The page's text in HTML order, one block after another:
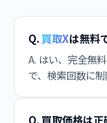
Q.買取Xは無料
A. はい、完全無
で、検索回数に制
Q. 買取価格は正